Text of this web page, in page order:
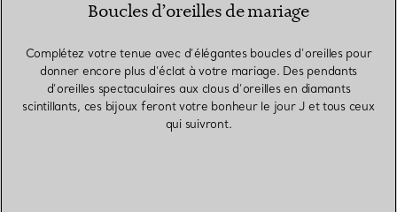
Boucles d’oreilles de mariage
Complétez votre tenue avec d’élégantes boucles d’oreilles pour
donner encore plus d’éclat à votre mariage. Des pendants
d’oreilles spectaculaires aux clous d’oreilles en diamants
scintillants, ces bijoux feront votre bonheur le jour J et tous ceux
qui suivront.